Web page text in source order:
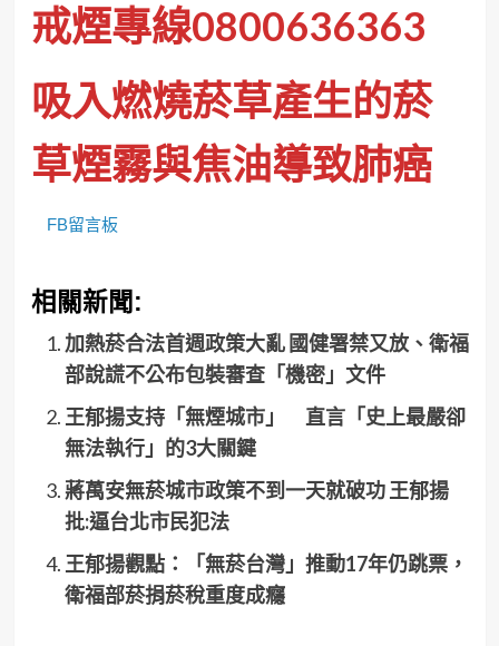
戒煙專線0800636363
吸入燃燒菸草產生的菸
草煙霧與焦油導致肺癌
FB留言板
相關新聞:
加熱菸合法首週政策大亂 國健署禁又放、衛福
部說謊不公布包裝審查「機密」文件
王郁揚支持「無煙城市」 直言「史上最嚴卻
無法執行」的3大關鍵
蔣萬安無菸城市政策不到一天就破功 王郁揚
批:逼台北市民犯法
王郁揚觀點：「無菸台灣」推動17年仍跳票，
衛福部菸捐菸稅重度成癮